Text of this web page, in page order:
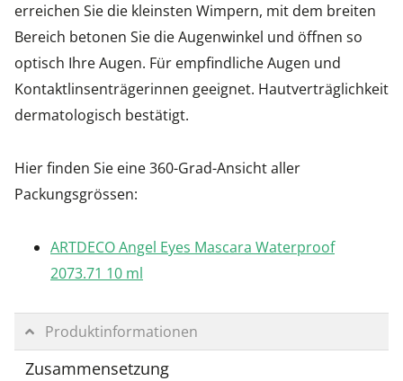
erreichen Sie die kleinsten Wimpern, mit dem breiten
Bereich betonen Sie die Augenwinkel und öffnen so
optisch Ihre Augen. Für empfindliche Augen und
Kontaktlinsenträgerinnen geeignet. Hautverträglichkeit
dermatologisch bestätigt.
Hier finden Sie eine 360-Grad-Ansicht aller
Packungsgrössen:
ARTDECO Angel Eyes Mascara Waterproof
2073.71 10 ml
Produktinformationen
Zusammensetzung